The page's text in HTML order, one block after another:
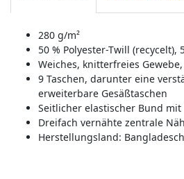
280 g/m²
50 % Polyester-Twill (recycelt),
Weiches, knitterfreies
9 Taschen, darunter eine
erweiterbare Gesäßtaschen
Seitlicher elastischer Bund mit
Dreifach vernähte zentrale
Herstellungsland: Bangladesch